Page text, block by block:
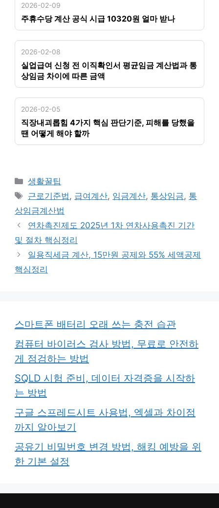
2026-02-09
주휴수당 계산 공식 시급 10320원 얼마 받나
2026-02-08
실업급여 신청 전 이직확인서 평균임금 계산법과 통
상임금 차이에 따른 금액
2026-02-05
직장내괴롭힘 4가지 핵심 판단기준, 피해를 당했을
땐 어떻게 해야 할까
카
테
리
생활꿀팁
태
그
근로기준법 , 급여계산, 임금계산, 통상임금, 통
상임금계산법
연차촉진제도 2025년 1차 연차사용촉진 기간
및 절차 핵심정리
일용직세금 계산, 15만원 공제와 55% 세액공제
핵심정리
스마트폰 배터리 오래 쓰는 충전 습관
컴퓨터 바이러스 검사 방법, 무료로 안전하
게 점검하는 방법
SQLD 시험 준비, 데이터 자격증을 시작하
는 방법
구글 스프레드시트 사용법, 엑셀과 차이점
까지 알아보기
공유기 비밀번호 변경 방법, 해킹 예방을 위
한 기본 설정